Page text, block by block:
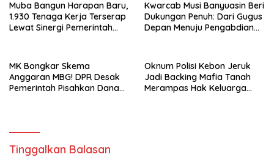
Muba Bangun Harapan Baru,
1.930 Tenaga Kerja Terserap
Lewat Sinergi Pemerintah
Kwarcab Musi Banyuasin Beri
Dukungan Penuh: Dari Gugus
Depan Menuju Pengabdian
Emas Masuk TNI-Polri
MK Bongkar Skema
Anggaran MBG! DPR Desak
Pemerintah Pisahkan Dana
Oknum Polisi Kebon Jeruk
Jadi Backing Mafia Tanah
Merampas Hak Keluarga
Tinggalkan Balasan